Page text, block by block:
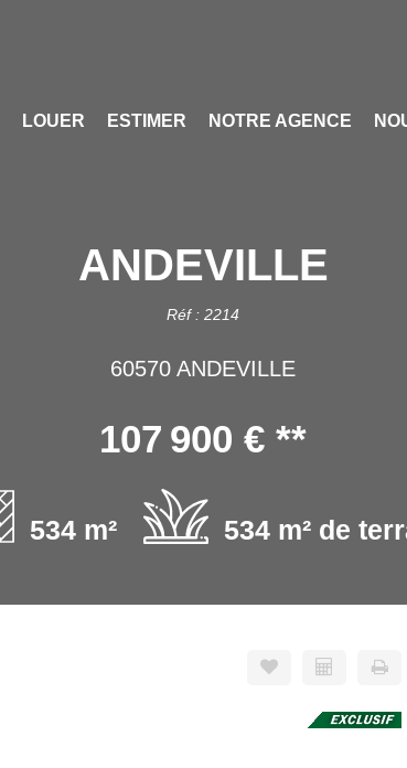
LOUER ESTIMER NOTRE AGENCE
ANDEVILLE
Réf : 2214
60570 ANDEVILLE
107 900 € **
534 m² 534 m² de